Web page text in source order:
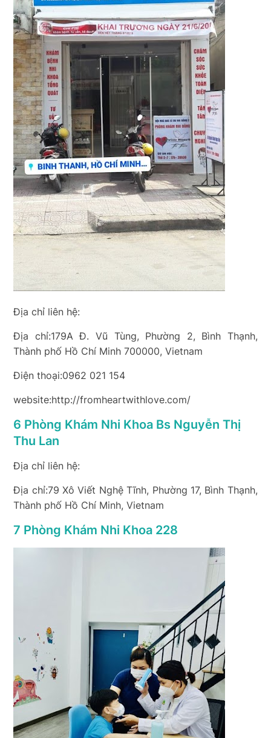
Địa chỉ liên hệ:
Địa chỉ:179A Đ. Vũ Tùng, Phường 2, Bình Thạnh,
Thành phố Hồ Chí Minh 700000, Vietnam
Điện thoại:0962 021 154
website:http://fromheartwithlove.com/
6 Phòng Khám Nhi Khoa Bs Nguyễn Thị
Thu Lan
Địa chỉ liên hệ:
Địa chỉ:79 Xô Viết Nghệ Tĩnh, Phường 17, Bình Thạnh,
Thành phố Hồ Chí Minh, Vietnam
7 Phòng Khám Nhi Khoa 228